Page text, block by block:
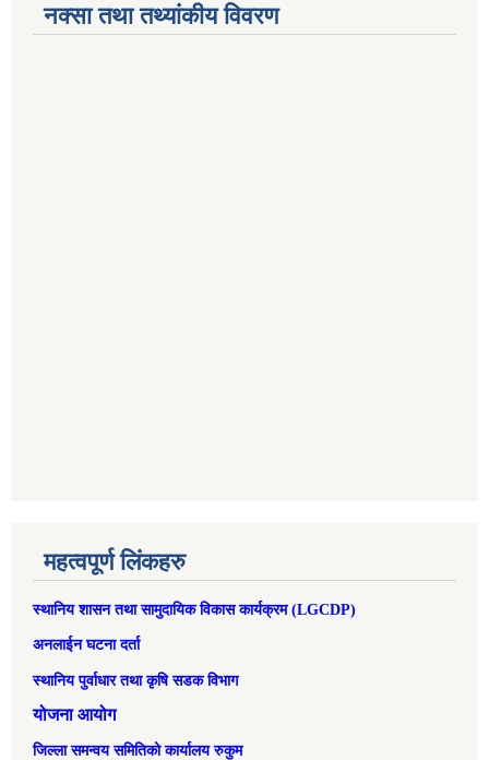
नक्सा तथा तथ्यांकीय विवरण
महत्वपूर्ण लिंकहरु
स्थानिय शासन तथा सामुदायिक विकास कार्यक्रम (LGCDP)
अनलाईन घटना दर्ता
स्थानिय पुर्वाधार तथा कृषि सडक विभाग
योजना आयोग
जिल्ला समन्वय समितिको कार्यालय रुकुम